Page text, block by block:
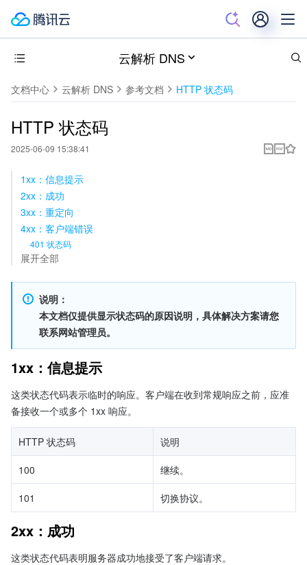
云解析 DNS
文档中心 云解析 DNS 参考文档 HTTP 状态码
HTTP 状态码
2025-06-09 15:38:41
1xx：信息提示
2xx：成功
3xx：重定向
4xx：客户端错误
401 状态码
展开全部
说明：
本文档仅提供显示状态码的原因说明，具体解决方案请您
联系网站管理员。
1xx：信息提示
这类状态代码表示临时的响应。客户端在收到常规响应之前，应准
备接收一个或多个 1xx 响应。
HTTP 状态码 说明
100 继续。
101 切换协议。
2xx：成功
这类状态代码表明服务器成功地接受了客户端请求。